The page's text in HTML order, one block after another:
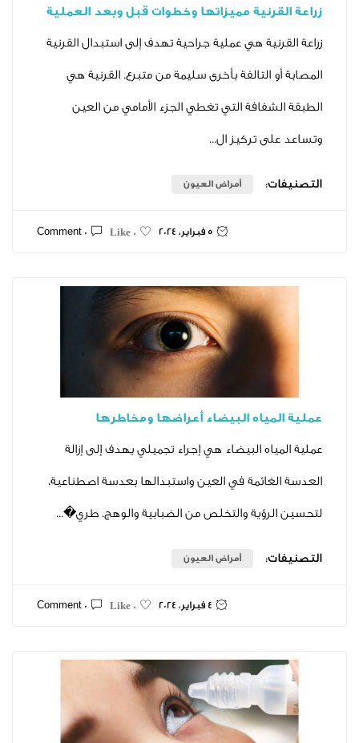
مميزاتها وخطوات قبل وبعد العملية
هي عملية جراحية تهدف إلى استبدال القرنية
التالفة بأخرى سليمة من متبرع. القرنية هي
التي تغطي الجزء الأمامي من العين
تركيز ال...
أمراض العيون
0 Like
0 Comment
البيضاء أعراضها ومخاطرها
البيضاء هي إجراء تجميلي يهدف إلى إزالة
في العين واستبدالها بعدسة اصطناعية،
والتخلص من الضبابية والوهج. طري�...
أمراض العيون
0 Like
0 Comment